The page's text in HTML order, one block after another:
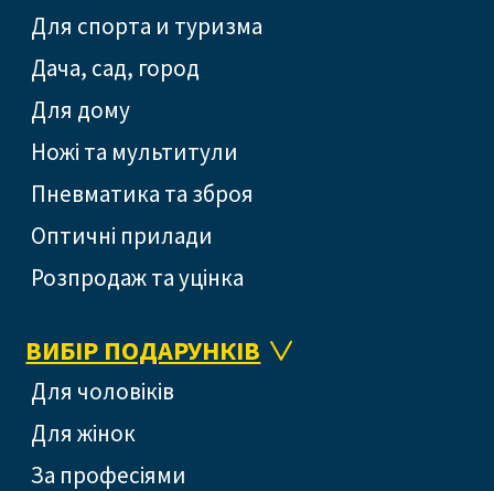
Для спорта и туризма
Дача, сад, город
Для дому
Ножі та мультитули
Пневматика та зброя
Оптичні прилади
Розпродаж та уцінка
ВИБІР ПОДАРУНКІВ
Для чоловіків
Для жінок
За професіями